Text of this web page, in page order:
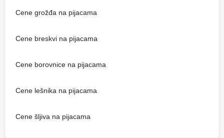
Cene grožđa na pijacama
Cene breskvi na pijacama
Cene borovnice na pijacama
Cene lešnika na pijacama
Cene šljiva na pijacama